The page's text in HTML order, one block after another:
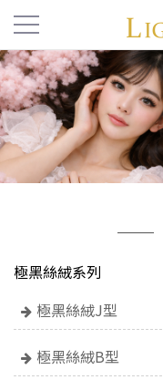
極黑絲絨系列
極黑絲絨J型
極黑絲絨B型